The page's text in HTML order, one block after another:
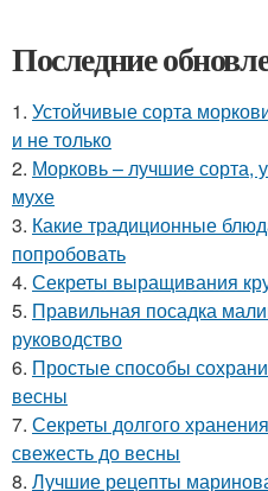
Последние
1. Устойчивые сорта
и не только
2. Морковь – лучшие сорта,
мухе
3. Какие традиционные
попробовать
4. Секреты выращивания
5. Правильная посадка
руководство
6. Простые способы
весны
7. Секреты долгого
свежесть до весны
8. Лучшие рецепты